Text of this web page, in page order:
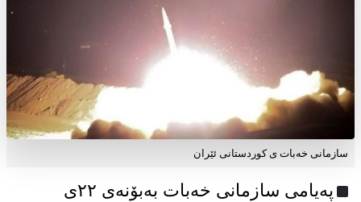
سازمانی خەبات ی کوردستانی ئێران
پەیامی سازمانی خەبات بەبۆنەی ۲۲ی